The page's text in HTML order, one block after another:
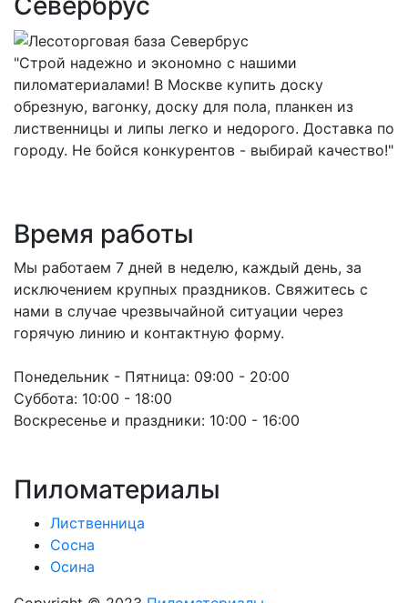
"Строй надежно и экономно с нашими
пиломатериалами! В Москве купить доску
обрезную, вагонку, доску для пола, планкен из
лиственницы и липы легко и недорого. Доставка по
городу. Не бойся конкурентов - выбирай качество!"
Время работы
Мы работаем 7 дней в неделю, каждый день, за
исключением крупных праздников. Свяжитесь с
нами в случае чрезвычайной ситуации через
горячую линию и контактную форму.
Понедельник - Пятница: 09:00 - 20:00
Суббота: 10:00 - 18:00
Воскресенье и праздники: 10:00 - 16:00
Пиломатериалы
Лиственница
Сосна
Осина